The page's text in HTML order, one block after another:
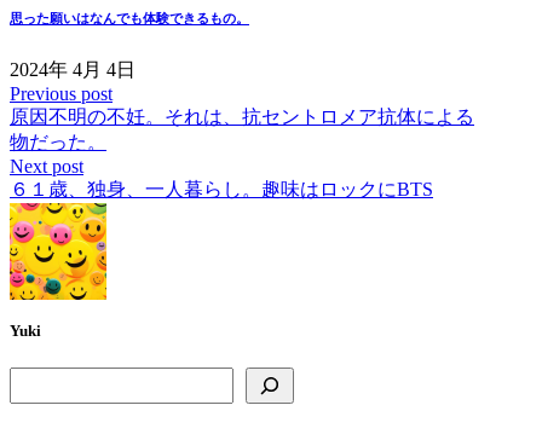
思った願いはなんでも体験できるもの。
2024年 4月 4日
Previous post
原因不明の不妊。それは、抗セントロメア抗体による
物だった。
Next post
６１歳、独身、一人暮らし。趣味はロックにBTS
Yuki